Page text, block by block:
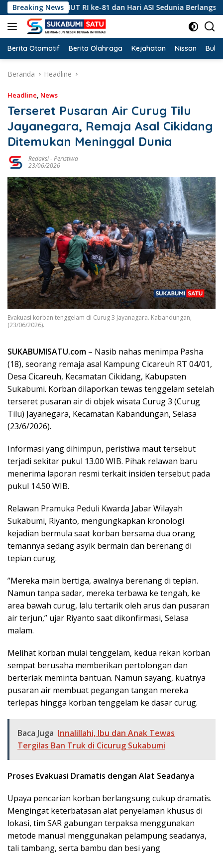
Langsung
ke
konten
Breaking News
HUT RI ke-81 dan Hari ASI Sedunia Berlangsung Meriah
Berita Otomotif Berita Olahraga Kejahatan Nissan
Beranda Headline
Headline, News
Terseret Pusaran Air Curug Tilu
Jayanegara, Remaja Asal Cikidang
Ditemukan Meninggal Dunia
Redaksi-Peristiwa
23/06/2026
Evakuasi korban tenggelam di Curug 3 Jayanagara. Kabandungan,
(23/06/2026).
SUKABUMISATU.com – Nasib nahas menimpa Pasha
(18), seorang remaja asal Kampung Cicareuh RT 04/01,
Desa Cicareuh, Kecamatan Cikidang, Kabupaten
Sukabumi. Korban dilaporkan tewas tenggelam setelah
terseret pusaran air di objek wisata Curug 3 (Curug
Tilu) Jayanegara, Kecamatan Kabandungan, Selasa
(23/6/2026).
​Informasi yang dihimpun, peristiwa maut tersebut
terjadi sekitar pukul 13.00 WIB. Pihak relawan baru
menerima laporan resmi terkait insiden tersebut pada
pukul 14.50 WIB.
​Relawan Pramuka Peduli Kwarda Jabar Wilayah
Sukabumi, Riyanto, mengungkapkan kronologi
kejadian bermula saat korban bersama dua orang
temannya sedang asyik bermain dan berenang di
tepian curug.
​”Mereka main bertiga, awalnya berenang di tepian.
Namun tanpa sadar, mereka terbawa ke tengah, ke
area bawah curug, lalu tertarik oleh arus dan pusaran
air terjun,” ujar Riyanto saat dikonfirmasi, Selasa
malam.
​Melihat korban mulai tenggelam, kedua rekan korban
sempat berusaha memberikan pertolongan dan
berteriak meminta bantuan. Namun sayang, kuatnya
pusaran air membuat pegangan tangan mereka
terlepas hingga korban tenggelam ke dasar curug.
Baca Juga Innalillahi, Ibu dan Anak Tewas
Tergilas Ban Truk di Cicurug Sukabumi
Proses Evakuasi Dramatis dengan Alat Seadanya
​Upaya pencarian korban berlangsung cukup dramatis.
Mengingat keterbatasan alat penyelaman khusus di
lokasi, tim SAR gabungan terpaksa menggunakan
metode manual menggunakan pelampung seadanya,
tali tambang, serta bambu dan besi yang